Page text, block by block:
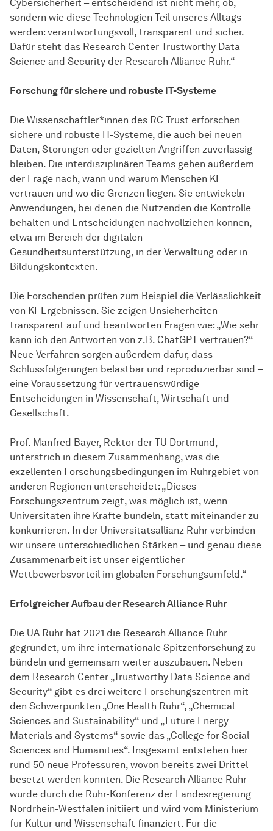
Cybersicherheit – entscheidend ist nicht mehr, ob,
sondern wie diese Technologien Teil unseres Alltags
werden: verantwortungsvoll, transparent und sicher.
Dafür steht das Research Center Trustworthy Data
Science and Security der Research Alliance Ruhr.“
Forschung für sichere und robuste IT-Systeme
Die Wissen­schaft­ler*innen des RC Trust erforschen
sichere und robuste IT-Systeme, die auch bei neuen
Daten, Störungen oder gezielten Angriffen zuverlässig
bleiben. Die interdisziplinären Teams gehen außerdem
der Frage nach, wann und warum Menschen KI
vertrauen und wo die Grenzen liegen. Sie entwickeln
Anwendungen, bei denen die Nutzenden die Kontrolle
behalten und Entscheidungen nachvollziehen können,
etwa im Bereich der digitalen
Gesundheitsunterstützung, in der Verwaltung oder in
Bildungskontexten.
Die Forschenden prüfen zum Beispiel die Verlässlichkeit
von KI-Ergebnissen. Sie zeigen Unsicherheiten
transparent auf und beantworten Fragen wie: „Wie sehr
kann ich den Antworten von z.B. ChatGPT vertrauen?“
Neue Verfahren sorgen außerdem dafür, dass
Schlussfolgerungen belastbar und reproduzierbar sind –
eine Voraussetzung für vertrauenswürdige
Entscheidungen in Wissenschaft, Wirtschaft und
Gesellschaft.
Prof. Manfred Bayer, Rektor der TU Dortmund,
unterstrich in diesem Zusammenhang, was die
exzellenten Forschungsbedingungen im Ruhrgebiet von
anderen Regionen unterscheidet: „Dieses
Forschungszentrum zeigt, was möglich ist, wenn
Universitäten ihre Kräfte bündeln, statt miteinander zu
konkurrieren. In der Universitätsallianz Ruhr verbinden
wir unsere unterschiedlichen Stärken – und genau diese
Zusammenarbeit ist unser eigentlicher
Wettbewerbsvorteil im globalen Forschungsumfeld.“
Erfolgreicher Aufbau der Research Alliance Ruhr
Die UA Ruhr hat 2021 die Research Alliance Ruhr
gegründet, um ihre internationale Spitzenforschung zu
bündeln und gemeinsam weiter auszubauen. Neben
dem Research Center „Trustworthy Data Science and
Security“ gibt es drei weitere Forschungszentren mit
den Schwerpunkten „One Health Ruhr“, „Chemical
Sciences and Sustainability“ und „Future Energy
Materials and Systems“ sowie das „College for Social
Sciences and Humanities“. Insgesamt entstehen hier
rund 50 neue Professuren, wovon bereits zwei Drittel
besetzt werden konnten. Die Research Alliance Ruhr
wurde durch die Ruhr-Konferenz der Landesregierung
Nordrhein-Westfalen initiiert und wird vom Ministerium
für Kultur und Wissenschaft finanziert. Für die